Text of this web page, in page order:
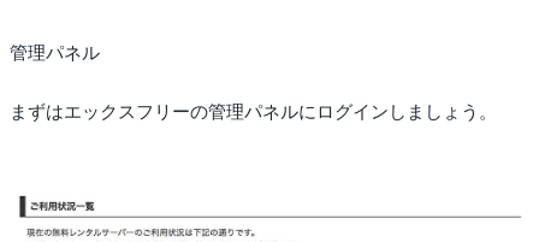
管理パネル
まずはエックスフリーの管理パネルにログインしましょう。